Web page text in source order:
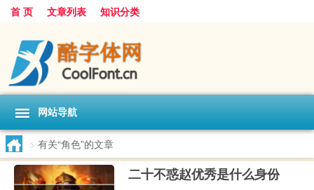
首 页 文章列表 知识分类
网站导航
> 有关“角色”的文章
二十不惑赵优秀是什么身份